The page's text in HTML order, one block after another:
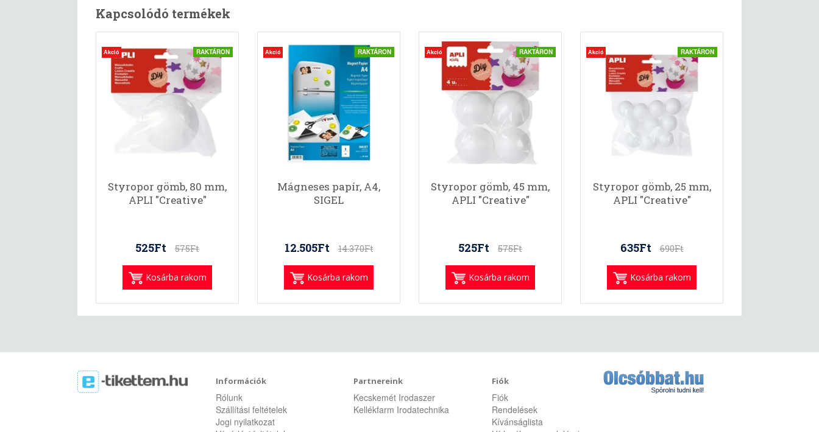
Kapcsolódó termékek
Akció RAKTÁRON
Styropor gömb, 80 mm,
APLI "Creative"
525Ft 575Ft
Kosárba rakom
Akció RAKTÁRON
Mágneses papír, A4,
SIGEL
12.505Ft 14.370Ft
Kosárba rakom
Akció RAKTÁRON
Styropor gömb, 45 mm,
APLI "Creative"
525Ft 575Ft
Kosárba rakom
Akció RAKTÁRON
Styropor gömb, 25 mm,
APLI "Creative"
635Ft 690Ft
Kosárba rakom
Információk
Rólunk
Szállítási feltételek
Jogi nyilatkozat
Partnereink
Kecskemét Irodaszer
Kellékfarm Irodatechnika
Fiók
Fiók
Rendelések
Kívánságlista